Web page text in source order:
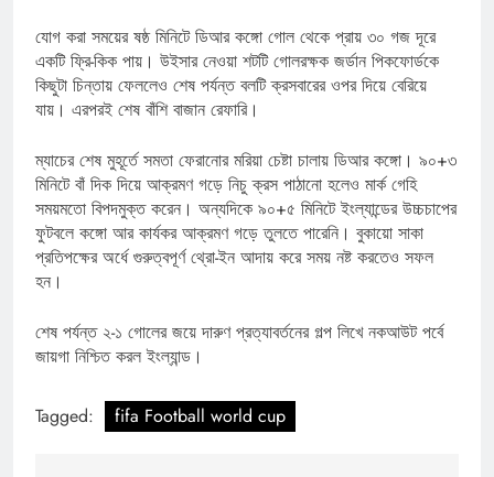
যোগ করা সময়ের ষষ্ঠ মিনিটে ডিআর কঙ্গো গোল থেকে প্রায় ৩০ গজ দূরে
একটি ফ্রি-কিক পায়। উইসার নেওয়া শটটি গোলরক্ষক জর্ডান পিকফোর্ডকে
কিছুটা চিন্তায় ফেললেও শেষ পর্যন্ত বলটি ক্রসবারের ওপর দিয়ে বেরিয়ে
যায়। এরপরই শেষ বাঁশি বাজান রেফারি।
ম্যাচের শেষ মুহূর্তে সমতা ফেরানোর মরিয়া চেষ্টা চালায় ডিআর কঙ্গো। ৯০+৩
মিনিটে বাঁ দিক দিয়ে আক্রমণ গড়ে নিচু ক্রস পাঠানো হলেও মার্ক গেহি
সময়মতো বিপদমুক্ত করেন। অন্যদিকে ৯০+৫ মিনিটে ইংল্যান্ডের উচ্চচাপের
ফুটবলে কঙ্গো আর কার্যকর আক্রমণ গড়ে তুলতে পারেনি। বুকায়ো সাকা
প্রতিপক্ষের অর্ধে গুরুত্বপূর্ণ থ্রো-ইন আদায় করে সময় নষ্ট করতেও সফল
হন।
শেষ পর্যন্ত ২-১ গোলের জয়ে দারুণ প্রত্যাবর্তনের গল্প লিখে নকআউট পর্বে
জায়গা নিশ্চিত করল ইংল্যান্ড।
Tagged: fifa Football world cup